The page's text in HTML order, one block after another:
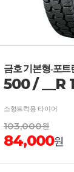
금호 기본형-포트
500/__R
소형트럭용 타이어
103,000원
84,000원